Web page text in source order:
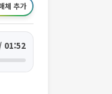
체 추가
01:52